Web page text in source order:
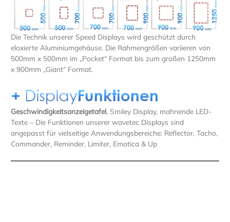
Die Technik unserer Speed Displays wird geschützt durch
eloxierte Aluminiumgehäuse. Die Rahmengrößen variieren von
500mm x 500mm im „Pocket“ Format bis zum großen 1250mm
x 900mm „Giant“ Format.
Geschwindigkeitsanzeigetafel, Smiley Display, mahnende LED-
Texte – Die Funktionen unserer wavetec Displays sind
angepasst für vielseitige Anwendungsbereiche: Reflector, Tacho,
Commander, Reminder, Limiter, Emotica & Up